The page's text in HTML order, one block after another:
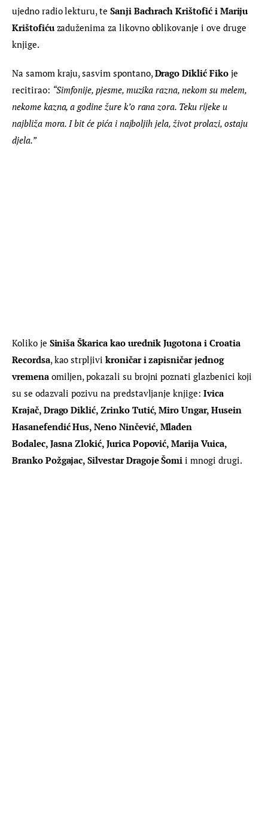
ujedno radio lekturu, te Sanji Bachrach Krištofić i Mariju
Krištofiću zaduženima za likovno oblikovanje i ove druge
knjige.
Na samom kraju, sasvim spontano, Drago Diklić Fiko je
recitirao: “Simfonije, pjesme, muzika razna, nekom su melem,
nekome kazna, a godine žure k’o rana zora. Teku rijeke u
najbliža mora. I bit će pića i najboljih jela, život prolazi, ostaju
djela.”
Koliko je Siniša Škarica kao urednik Jugotona i Croatia
Recordsa, kao strpljivi kroničar i zapisničar jednog
vremena omiljen, pokazali su brojni poznati glazbenici koji
su se odazvali pozivu na predstavljanje knjige: Ivica
Krajač, Drago Diklić, Zrinko Tutić, Miro Ungar, Husein
Hasanefendić Hus, Neno Ninčević, Mladen
Bodalec, Jasna Zlokić, Jurica Popović, Marija Vuica,
Branko Požgajac, Silvestar Dragoje Šomi i mnogi drugi.